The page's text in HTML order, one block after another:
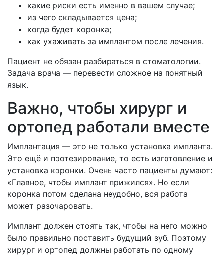
какие риски есть именно в вашем случае;
из чего складывается цена;
когда будет коронка;
как ухаживать за имплантом после лечения.
Пациент не обязан разбираться в стоматологии.
Задача врача — перевести сложное на понятный
язык.
Важно, чтобы хирург и
ортопед работали вместе
Имплантация — это не только установка импланта.
Это ещё и протезирование, то есть изготовление и
установка коронки. Очень часто пациенты думают:
«Главное, чтобы имплант прижился». Но если
коронка потом сделана неудобно, вся работа
может разочаровать.
Имплант должен стоять так, чтобы на него можно
было правильно поставить будущий зуб. Поэтому
хирург и ортопед должны работать по одному